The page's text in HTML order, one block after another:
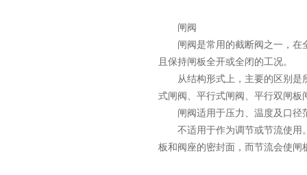
闸阀
闸阀是常用的截断阀之一，在全
且保持闸板全开或全闭的工况。
从结构形式上，主要的区别是所
式闸阀、平行式闸阀、平行双闸
闸阀适用于压力、温度及口径
不适用于作为调节或节流使用。
板和阀座的密封面，而节流会使